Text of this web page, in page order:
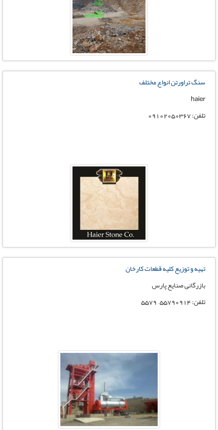
سنگ تراورتن انواع مختلف
haier
تلفن: 09102050367
تهیه و توزیع کلیه قطعات کارخان
بازرگانی صنایع پارس
تلفن: 55790914 – 5579